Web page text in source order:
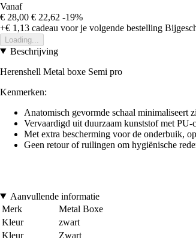
Vanaf
€ 28,00 € 22,62 -19%
+€ 1,13 cadeau voor je volgende bestelling
Loading...
Beschrijving
Herenshell Metal boxe Semi pro
Kenmerken:
Anatomisch gevormde schaal minimaliseert
Vervaardigd uit duurzaam kunststof met PU-
Met extra bescherming voor de onderbuik,
Geen retour of ruilingen om hygiënische
Aanvullende informatie
Merk
Metal Boxe
Kleur
zwart
Kleur
Zwart